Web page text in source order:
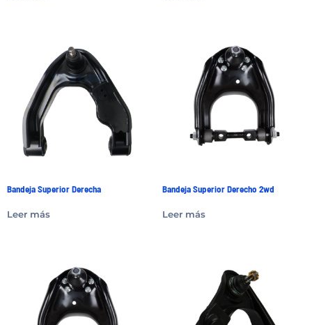
Bandeja Superior Derecha
Leer más
Bandeja Superior Derecho 2wd
Leer más